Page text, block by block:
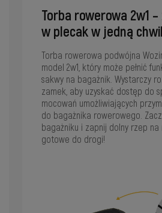
Torba rowerowa 2w1
w plecak w jedną
Torba rowerowa podwójna
model 2w1, który może pełnić
sakwy na bagażnik. Wystarczy
zamek, aby uzyskać dostęp do
mocowań umożliwiających
do bagażnika rowerowego.
bagażniku i zapnij dolny rzep na
gotowe do drogi!